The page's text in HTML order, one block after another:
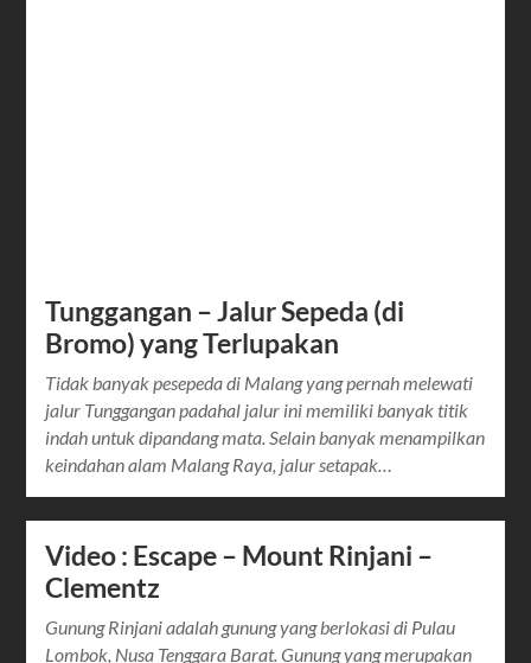
Tunggangan – Jalur Sepeda (di
Bromo) yang Terlupakan
Tidak banyak pesepeda di Malang yang pernah melewati
jalur Tunggangan padahal jalur ini memiliki banyak titik
indah untuk dipandang mata. Selain banyak menampilkan
keindahan alam Malang Raya, jalur setapak…
Video : Escape – Mount Rinjani –
Clementz
Gunung Rinjani adalah gunung yang berlokasi di Pulau
Lombok, Nusa Tenggara Barat. Gunung yang merupakan